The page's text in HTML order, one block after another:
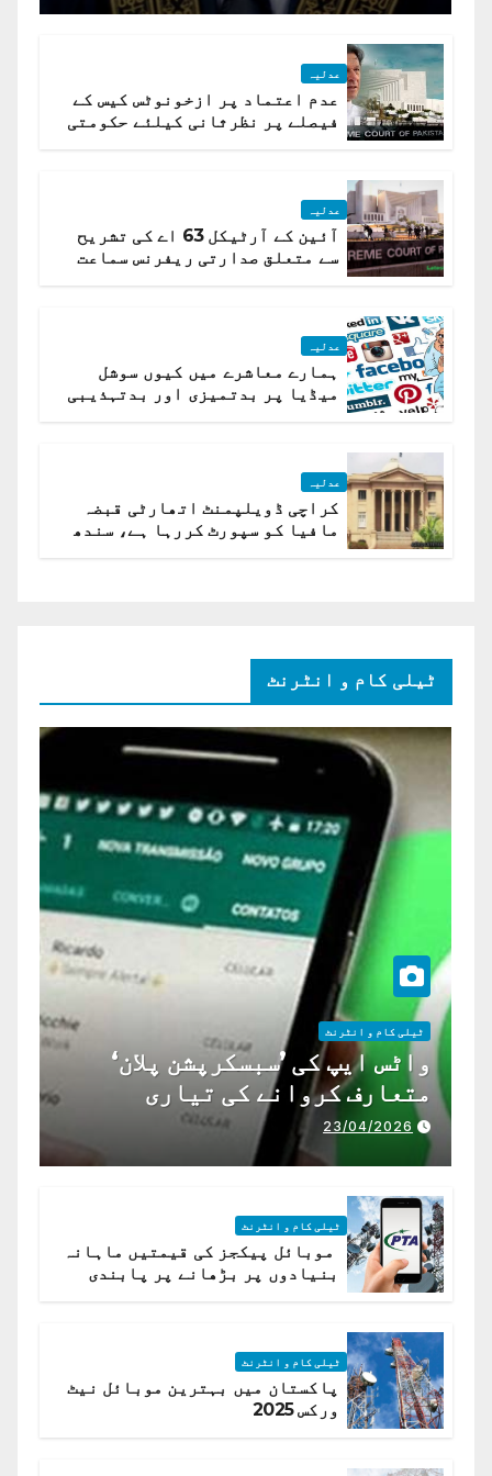
عدلیہ
عدم اعتماد پر ازخونوٹس کیس کے
فیصلے پر نظرثانی کیلئے حکومتی
عدلیہ
آئین کے آرٹیکل 63 اے کی تشریح
سے متعلق صدارتی ریفرنس سماعت
عدلیہ
ہمارے معاشرے میں کیوں سوشل
میڈیا پر بدتمیزی اور بدتہذیبی
عدلیہ
کراچی ڈویلپمنٹ اتھارٹی قبضہ
مافیا کو سپورٹ کررہا ہے، سندھ
ٹیلی کام و انٹرنٹ
ٹیلی کام و انٹرنٹ
واٹس ایپ کی ’سبسکرپشن پلان‘
متعارف کروانے کی تیاری
23/04/2026
ٹیلی کام و انٹرنٹ
موبائل پیکجز کی قیمتیں ماہانہ
بنیادوں پر بڑھانے پر پابندی
ٹیلی کام و انٹرنٹ
پاکستان میں بہترین موبائل نیٹ
ورکس 2025